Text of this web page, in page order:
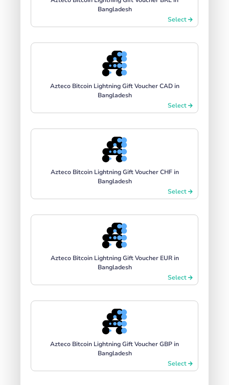
Bangladesh
Select
Azteco Bitcoin Lightning Gift Voucher CAD in
Bangladesh
Select
Azteco Bitcoin Lightning Gift Voucher CHF in
Bangladesh
Select
Azteco Bitcoin Lightning Gift Voucher EUR in
Bangladesh
Select
Azteco Bitcoin Lightning Gift Voucher GBP in
Bangladesh
Select